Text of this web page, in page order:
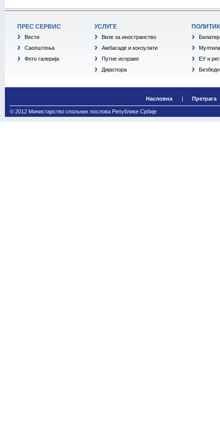
ПРЕС СЕРВИС
Вести
Саопштења
Фото галерија
УСЛУГЕ
Визе за иностранство
Амбасаде и конзулати
Путне исправе
Дијаспора
ЕУ и
Насловна Претрага
© 2012 Министарство спољних послова Републике Србије